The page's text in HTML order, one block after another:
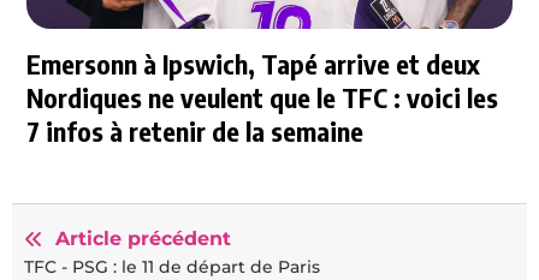
Emersonn à Ipswich, Tapé arrive et deux
Nordiques ne veulent que le TFC : voici les
7 infos à retenir de la semaine
Article précédent
TFC - PSG : le 11 de départ de Paris